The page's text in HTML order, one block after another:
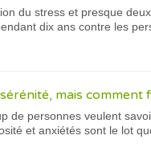
du stress et presque
dix ans contre les
mais comment
de personnes veulent
et anxiétés sont le lot